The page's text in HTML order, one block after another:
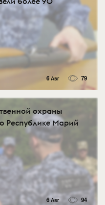
6 Авг 79
охраны
Республике Марий
6 Авг 94